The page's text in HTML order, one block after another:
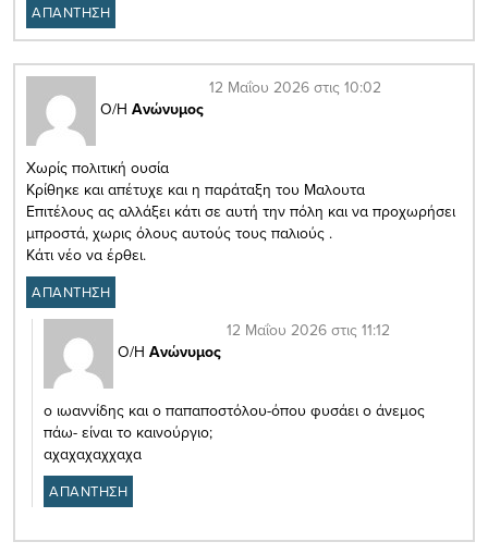
ΑΠΑΝΤΗΣΗ
Ο/Η Ανώνυμος
12 Μαΐου 2026 στις 10:02
Χωρίς πολιτική ουσία
Κρίθηκε και απέτυχε και η παράταξη του Μαλουτα
Επιτέλους ας αλλάξει κάτι σε αυτή την πόλη και να προχωρήσει
μπροστά, χωρις όλους αυτούς τους παλιούς .
Κάτι νέο να έρθει.
ΑΠΑΝΤΗΣΗ
Ο/Η Ανώνυμος
12 Μαΐου 2026 στις 11:12
ο ιωαννίδης και ο παπαποστόλου-όπου φυσάει ο άνεμος
πάω- είναι το καινούργιο;
αχαχαχαχχαχα
ΑΠΑΝΤΗΣΗ